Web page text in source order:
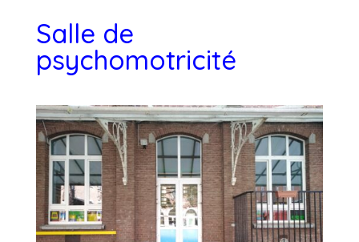
Salle de
psychomotricité